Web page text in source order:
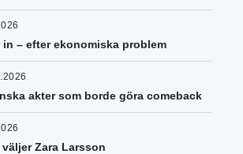
– efter ekonomiska problem
akter som borde göra comeback
väljer Zara Larsson